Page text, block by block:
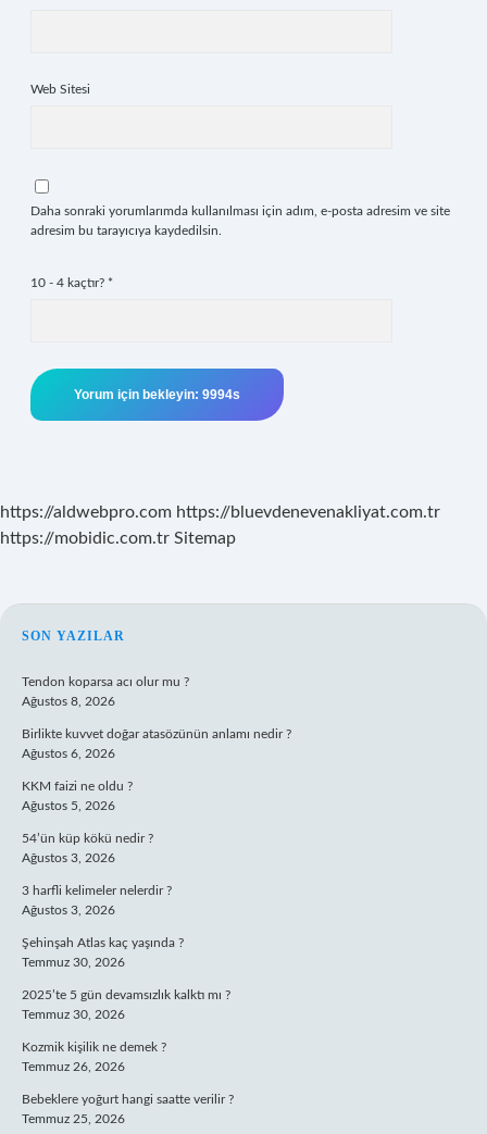
Web Sitesi
Daha sonraki yorumlarımda kullanılması için adım, e-posta adresim ve site
adresim bu tarayıcıya kaydedilsin.
10 - 4 kaçtır? *
https://aldwebpro.com https://bluevdenevenakliyat.com.tr
https://mobidic.com.tr Sitemap
SIDEBAR
SON YAZILAR
Tendon koparsa acı olur mu ?
Ağustos 8, 2026
Birlikte kuvvet doğar atasözünün anlamı nedir ?
Ağustos 6, 2026
KKM faizi ne oldu ?
Ağustos 5, 2026
54’ün küp kökü nedir ?
Ağustos 3, 2026
3 harfli kelimeler nelerdir ?
Ağustos 3, 2026
Şehinşah Atlas kaç yaşında ?
Temmuz 30, 2026
2025’te 5 gün devamsızlık kalktı mı ?
Temmuz 30, 2026
Kozmik kişilik ne demek ?
Temmuz 26, 2026
Bebeklere yoğurt hangi saatte verilir ?
Temmuz 25, 2026